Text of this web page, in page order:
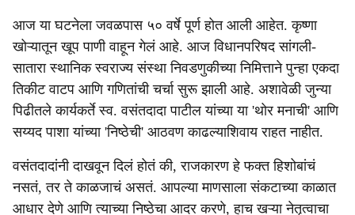
आज या घटनेला जवळपास ५० वर्षे पूर्ण होत आली आहेत. कृष्णा
खोऱ्यातून खूप पाणी वाहून गेलं आहे. आज विधानपरिषद सांगली-
सातारा स्थानिक स्वराज्य संस्था निवडणुकीच्या निमित्ताने पुन्हा एकदा
तिकीट वाटप आणि गणितांची चर्चा सुरू झाली आहे. अशावेळी जुन्या
पिढीतले कार्यकर्ते स्व. वसंतदादा पाटील यांच्या या 'थोर मनाची' आणि
सय्यद पाशा यांच्या 'निष्ठेची' आठवण काढल्याशिवाय राहत नाहीत.
वसंतदादांनी दाखवून दिलं होतं की, राजकारण हे फक्त हिशोबांचं
नसतं, तर ते काळजाचं असतं. आपल्या माणसाला संकटाच्या काळात
आधार देणे आणि त्याच्या निष्ठेचा आदर करणे, हाच खऱ्या नेतृत्वाचा